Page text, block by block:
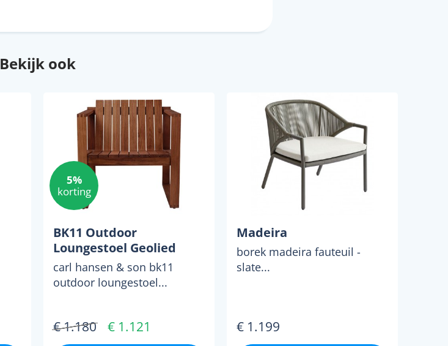
Bekijk ook
5%
korting
BK11 Outdoor
Loungestoel Geolied
carl hansen & son bk11
outdoor loungestoel...
€ 1.180 € 1.121
Madeira
borek madeira fauteuil -
slate...
€ 1.199